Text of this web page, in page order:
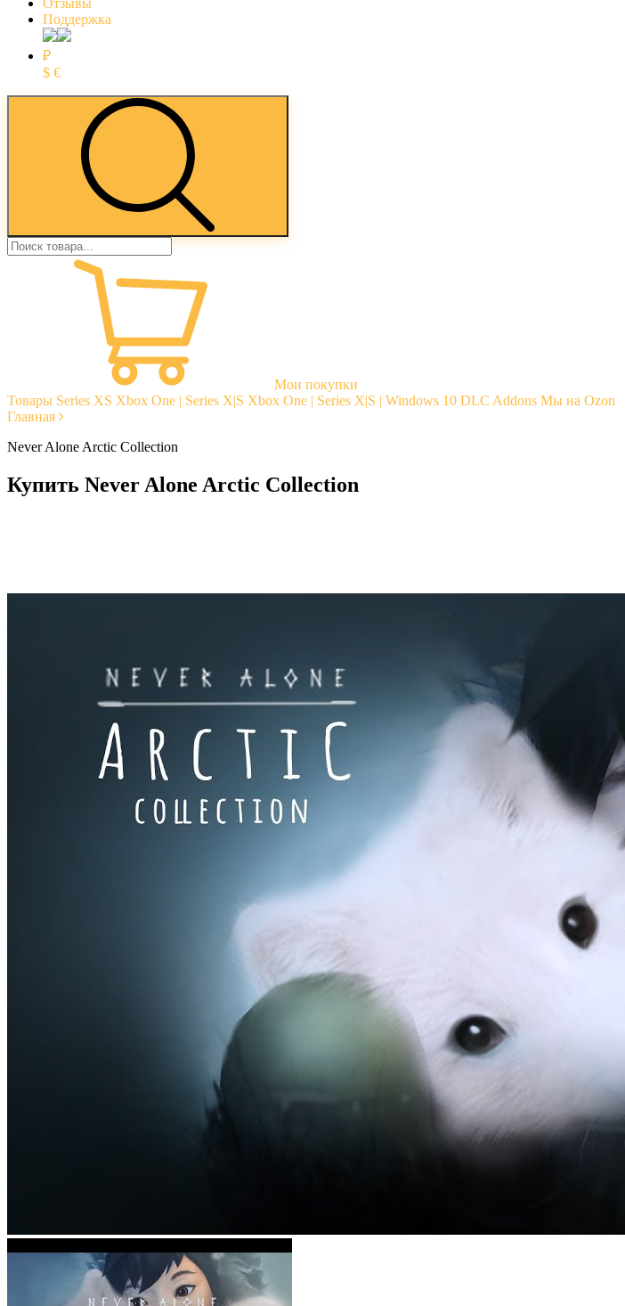
Отзывы
Поддержка
₽
$ €
Мои покупки
Товары Series XS Xbox One | Series X|S Xbox One | Series X|S | Windows 10 DLC Addons Мы на Ozon
Главная
Never Alone Arctic Collection
Купить Never Alone Arctic Collection